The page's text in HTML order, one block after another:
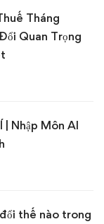
Tháng
Quan Trọng
| Nhập Môn AI
thế nào trong